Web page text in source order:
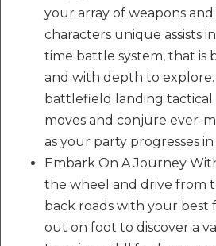
your array of weapons and
characters unique assists
time battle system, that is
and with depth to
battlefield landing tactical
moves and conjure ever-
as your party progresses
Embark On A Journey
the wheel and drive from
back roads with your best
out on foot to discover a